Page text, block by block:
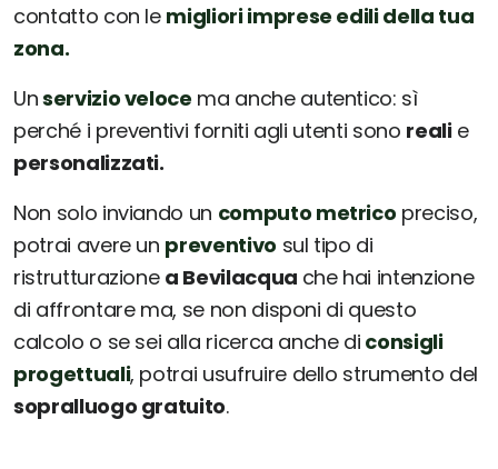
contatto con le migliori imprese edili della tua
zona.
Unservizio veloce ma anche autentico: sì
perché i preventivi forniti agli utenti sono realie
personalizzati.
Non solo inviando un computo metrico preciso,
potrai avere un preventivo sul tipo di
ristrutturazione a Bevilacqua che hai intenzione
di affrontare ma, se non disponi di questo
calcolo o se sei alla ricerca anche di consigli
progettuali, potrai usufruire dello strumento del
sopralluogo gratuito.